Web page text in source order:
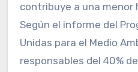
contribuye a una menor
Según el informe del
Unidas para el Medio
responsables del 40%